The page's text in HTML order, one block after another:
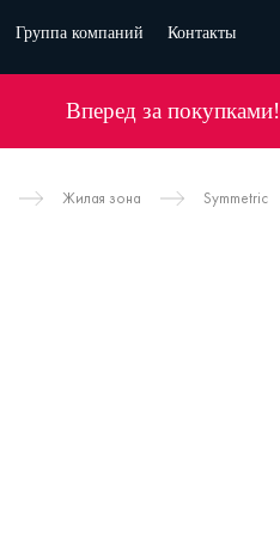
Группа компаний Контакты
Вперед за покупками!
Жилая зона Symmetric